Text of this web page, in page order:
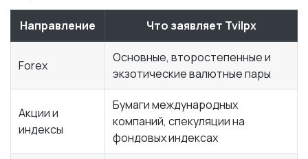
Направление Что заявляет Tvilpx
Forex
Основные, второстепенные и
экзотические валютные пары
Акции и
индексы
Бумаги международных
компаний, спекуляции на
фондовых индексах